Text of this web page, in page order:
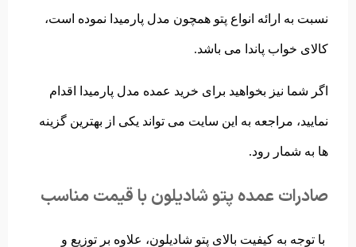
نسبت به ارائه انواع پتو همچون مدل پارمیدا نموده است،
کالای خواب پاندا می باشد.
اگر شما نیز بخواهید برای خرید عمده مدل پارمیدا اقدام
نمایید، مراجعه به این سایت می تواند یکی از بهترین گزینه
ها به شمار رود.
صادرات عمده پتو شادیلون با قیمت مناسب
با توجه به کیفیت بالای پتو شادیلون، علاوه بر توزیع و